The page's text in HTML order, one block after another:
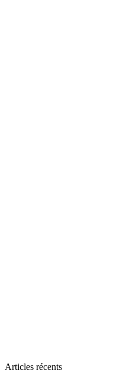
Articles récents